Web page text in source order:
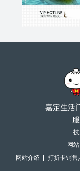
嘉定生活
网站
网站介绍
打折卡销售